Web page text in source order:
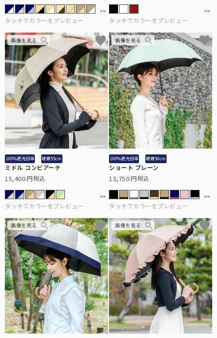
2段折りショート
折りたたみ日傘に見えない、丸くて美しいシルエット。
2段折りミドル
ロクロの上げ下げだけで楽に開閉できる大きめタイプ。
ミドルサイズ
ショートの次に大きく、雨の日でも安心の大きめサイズです。
ラージサイズ
女性の一般的な雨傘のサイズに近く、広い範囲で雨や日光をブロック
します。
キャップ・キャスケット
お顔周りにしっかりと影を作る、キャップ・キャスケット。
麦わら帽子
通気性に優れ、涼しげで夏らしいデザインの遮光帽子。
ロング
手から二の腕までをしっかりとカバー。半袖時に大活躍。
ロング（Lサイズ）
袖口と腕回りにゆとりを持たせ、腕回りにはゴムを使用。
ウェア
日光過敏症の方のお声から生まれた100%遮光ウェア。
サッと上に羽織るだけでUVを98%以上カットします。
サングラス
PC用グラス
オフィスでも自然にかけれる、透明度の高いクリアレンズ。
スキンケア
日傘メーカーの経験値を活かした、無添加スキンケアシリーズ。
テラビューティー
テラヘルツ鉱石を配合したヘルスサポートシリーズ。
100%遮光日傘 親骨55cm
ミドル コンビアーチ
15,400 税込
100%遮光日傘 親骨50cm
ショート プレーン
13,750 税込